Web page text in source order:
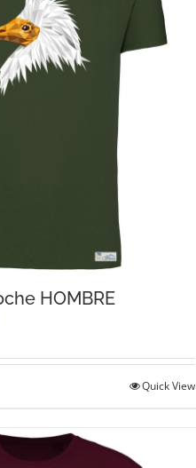
en
página
HOMBRE
variantes.
Quick View